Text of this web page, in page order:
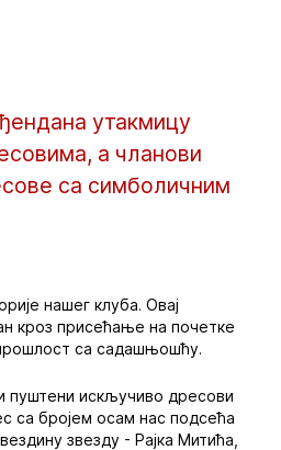
утакмицу
а чланови
са симболичним
нашег клуба. Овај
кроз присећање на почетке
прошлост са садашњошћу.
пуштени искључиво дресови
са бројем осам нас подсећа
звезду - Рајка Митића,